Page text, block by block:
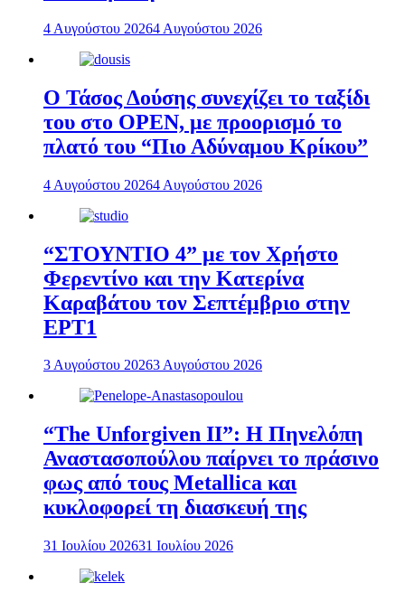
4 Αυγούστου 20264 Αυγούστου 2026
Ο Τάσος Δούσης συνεχίζει το ταξίδι
του στο OPEN, με προορισμό το
πλατό του “Πιο Αδύναμου Κρίκου”
4 Αυγούστου 20264 Αυγούστου 2026
“ΣΤΟΥΝΤΙΟ 4” με τον Χρήστο
Φερεντίνο και την Κατερίνα
Καραβάτου τον Σεπτέμβριο στην
ΕΡΤ1
3 Αυγούστου 20263 Αυγούστου 2026
“The Unforgiven II”: Η Πηνελόπη
Αναστασοπούλου παίρνει το πράσινο
φως από τους Metallica και
κυκλοφορεί τη διασκευή της
31 Ιουλίου 202631 Ιουλίου 2026